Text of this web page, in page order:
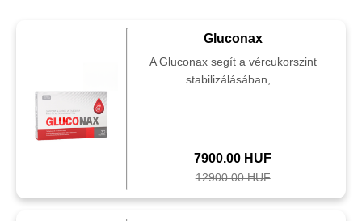
Gluconax
A Gluconax segít a vércukorszint
stabilizálásában,...
7900.00 HUF
12900.00 HUF